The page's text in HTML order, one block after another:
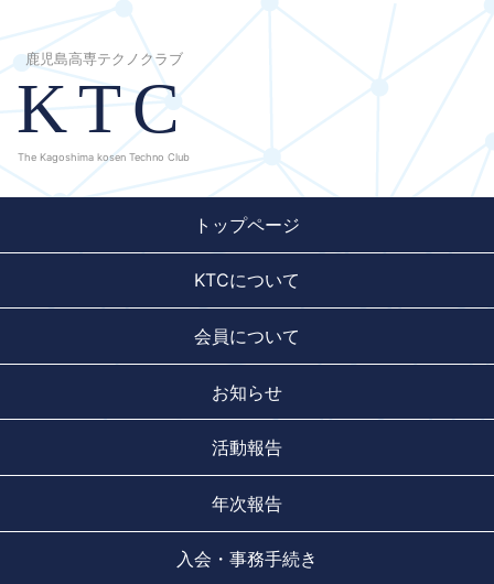
鹿児島高専テクノクラブ
KTC
The Kagoshima kosen Techno Club
トップページ
KTCについて
会員について
お知らせ
活動報告
年次報告
入会・事務手続き